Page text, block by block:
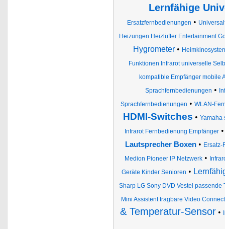
Lernfähige
Ersatzfernbedienungen •
Heizungen Heizlüfter Entertainment
Hygrometer•
Funktionen Infrarot universelle
kompatible Empfänger mobile
Sprachfernbedienungen •
Sprachfernbedienungen • WLAN-
HDMI-Switches • Yamaha
Infrarot Fernbedienung Empfänger
Lautsprecher Boxen•
Medion Pioneer IP Netzwerk •
Geräte Kinder Senioren •
Sharp LG Sony DVD Vestel
Mini Assistent tragbare Video Connect
& Temperatur-Sensor•